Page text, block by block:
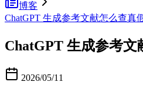
博客
ChatGPT 生成参考文献怎么查真
ChatGPT 生成参考文
2026/05/11